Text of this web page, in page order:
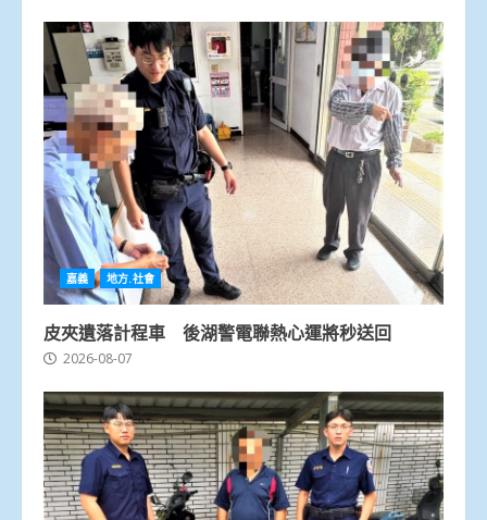
嘉義 地方.社會
皮夾遺落計程車 後湖警電聯熱心運將秒送回
2026-08-07